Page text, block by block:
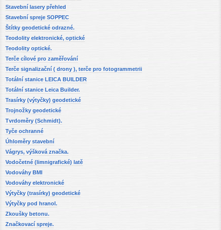
Stavební lasery přehled
Stavební spreje SOPPEC
Štítky geodetické odrazné.
Teodolity elektronické, optické
Teodolity optické.
Terče cílové pro zaměřování
Terče signalizační ( drony ), terče pro fotogrammetrii
Totální stanice LEICA BUILDER
Totální stanice Leica Builder.
Trasírky (výtyčky) geodetické
Trojnožky geodetické
Tvrdoměry (Schmidt).
Tyče ochranné
Úhloměry stavební
Vágrys, výšková značka.
Vodočetné (limnigrafické) latě
Vodováhy BMI
Vodováhy elektronické
Výtyčky (trasírky) geodetické
Výtyčky pod hranol.
Zkoušky betonu.
Značkovací spreje.